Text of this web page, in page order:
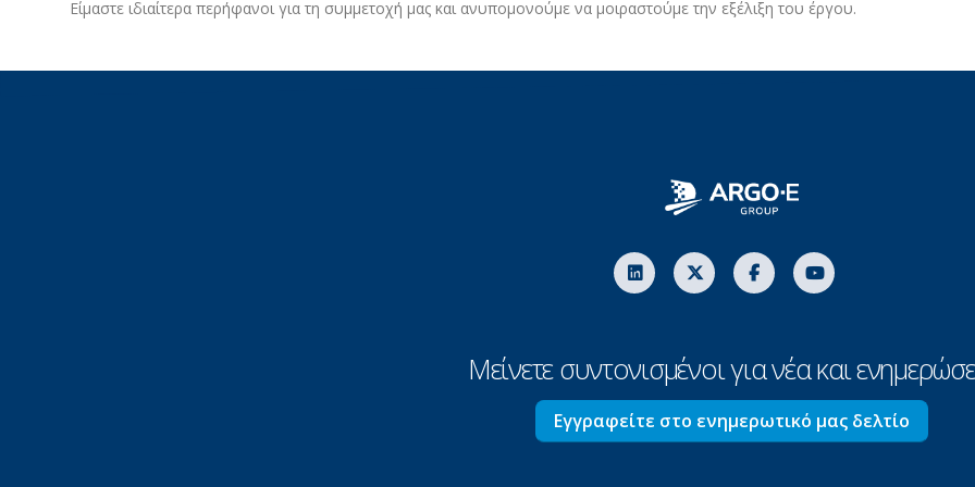
Είμαστε ιδιαίτερα περήφανοι για τη συμμετοχή μας και ανυπομονούμε να μοιραστούμε την εξέλιξη του έργου.
Μείνετε συντονισμένοι για νέα και
Εγγραφείτε στο ενημερωτικό μας δελτίο